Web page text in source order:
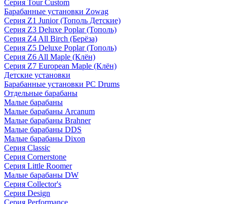
Серия Tour Custom
Барабанные установки Zowag
Серия Z1 Junior (Тополь Детские)
Серия Z3 Deluxe Poplar (Тополь)
Серия Z4 All Birch (Берёза)
Серия Z5 Deluxe Poplar (Тополь)
Серия Z6 All Maple (Клён)
Серия Z7 European Maple (Клён)
Детские установки
Барабанные установки PC Drums
Отдельные барабаны
Малые барабаны
Малые барабаны Arcanum
Малые барабаны Brahner
Малые барабаны DDS
Малые барабаны Dixon
Серия Classic
Серия Cornerstone
Серия Little Roomer
Малые барабаны DW
Серия Collector's
Серия Design
Серия Performance